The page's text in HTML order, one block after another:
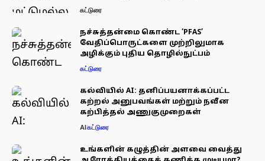
கட்டுரை
நச்சுத்தன்மை கொண்ட ‘PFAS’
வேதிப்பொருட்களை முற்றிலுமாக
அழிக்கும் புதிய தொழில்நுட்பம்
கட்டுரை
கல்வியில் AI: தனிப்பயனாக்கப்பட்ட
கற்றல் அனுபவங்கள் மற்றும் நவீன
கற்பித்தல் அணுகுமுறைகள்
AIகட்டுரை
உங்களின் கழுத்தின் அளவை வைத்து